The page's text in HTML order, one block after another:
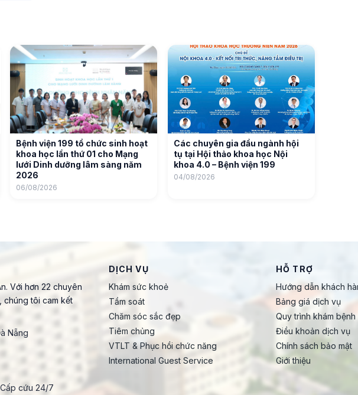
Bệnh viện 199 tổ chức sinh hoạt
khoa học lần thứ 01 cho Mạng
lưới Dinh dưỡng lâm sàng năm
2026
06/08/2026
Các chuyên gia đầu ngành hội
tụ tại Hội thảo khoa học Nội
khoa 4.0 – Bệnh viện 199
04/08/2026
Với hơn 22 chuyên
chúng tôi cam kết
Nẵng
Cấp cứu 24/7
DỊCH VỤ
Khám sức khoẻ
Tầm soát
Chăm sóc sắc đẹp
Tiêm chủng
VTLT & Phục hồi chức năng
International Guest Service
HỖ TRỢ
Hướng dẫn khách
Bảng giá dịch vụ
Quy trình khám bệnh
Điều khoản dịch vụ
Chính sách bảo mật
Giới thiệu